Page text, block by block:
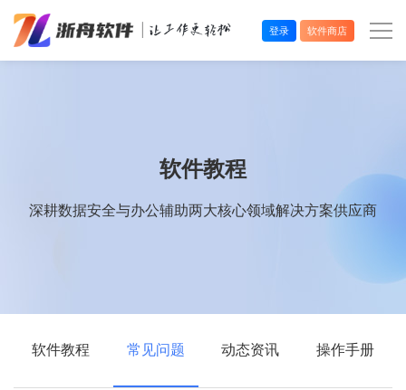
登录 软件商店
软件教程
深耕数据安全与办公辅助两大核心领域解决方案供应商
软件教程 常见问题 动态资讯 操作手册